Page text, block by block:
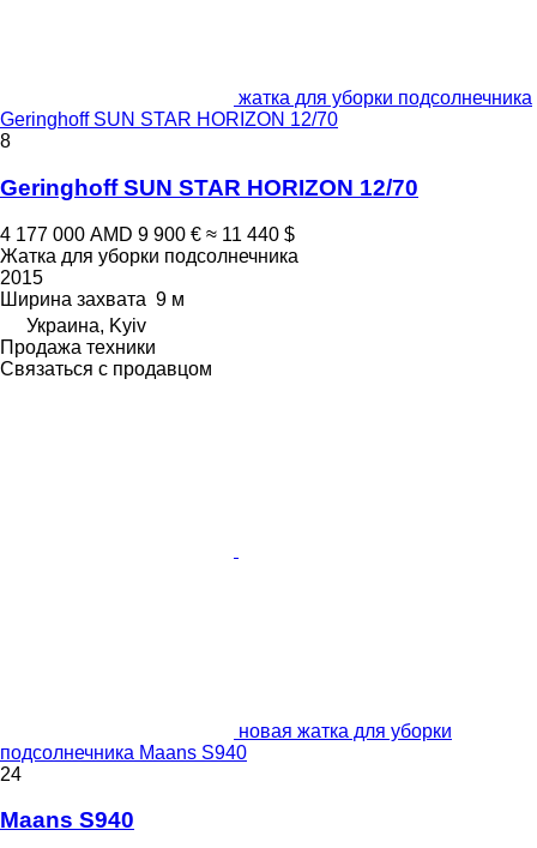
жатка для уборки подсолнечника
Geringhoff SUN STAR HORIZON 12/70
8
Geringhoff SUN STAR HORIZON 12/70
4 177 000 AMD 9 900 € ≈ 11 440 $
Жатка для уборки подсолнечника
2015
Ширина захвата 9 м
Украина, Kyiv
Продажа техники
Связаться с продавцом
новая жатка для уборки
подсолнечника Maans S940
24
Maans S940